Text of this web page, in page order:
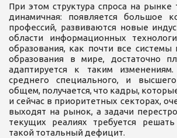
При этом структура спроса на рынке
динамичная: появляется большое
профессий, развиваются новые
области информационных
образования, как почти все системы
образования в мире, достаточно
адаптируется к таким
среднего специального, и
общем, получается, что кадры,
и сейчас в приоритетных секторах,
выходят на рынок, а задачи
текущих реалиях требуется
такой тотальный дефицит.